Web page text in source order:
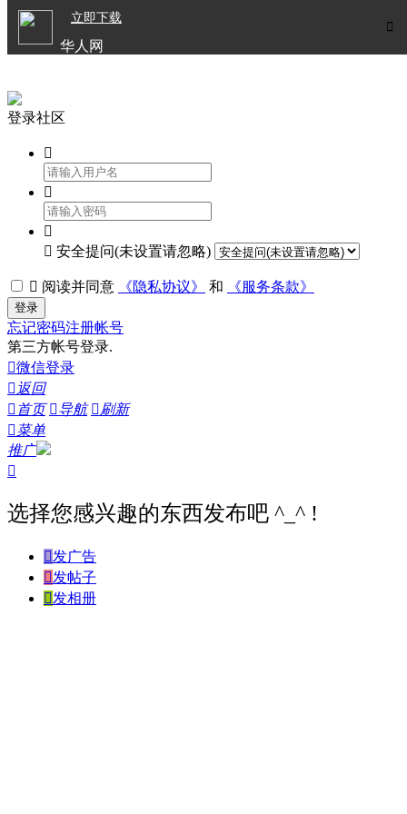

立即下载
华人网
登录社区



 安全提问(未设置请忽略)
 阅读并同意 《隐私协议》 和 《服务条款》
登录
忘记密码注册帐号
第三方帐号登录.
微信登录
 返回
 首页 导航 刷新
菜单
推广

选择您感兴趣的东西发布吧 ^_^ !
发广告
发帖子
发相册